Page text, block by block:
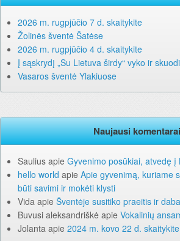
2026 m. rugpjūčio 7 d. skaitykite
Žolinės šventė Šatėse
2026 m. rugpjūčio 4 d. skaitykite
Į sąskrydį „Su Lietuva širdy“ vyko ir
Vasaros šventė Ylakiuose
Naujausi komentarai
Saulius apie Gyvenimo posūkiai, atvedę į
hello world apie Apie gyvenimą, kuriame
būti savimi ir mokėti klysti
Vida apie Šventėje susitiko praeitis ir
Buvusi aleksandriškė apie Vokalinių
Jolanta apie 2024 m. kovo 22 d. skaitykite